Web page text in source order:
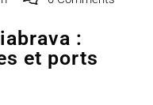
:
et ports